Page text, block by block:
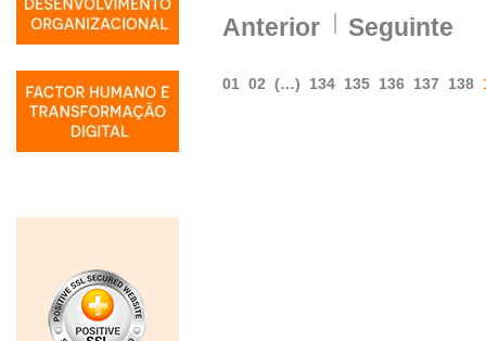
Anterior Seguinte
01 02 (…) 134 135 136 137 138